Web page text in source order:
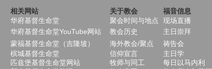
相关网站 关于教会 福音信息
华府基督生命堂 聚会时间与地点 现场直播
华府基督生命堂YouTube网站 教会历史 主日崇拜
蒙福基督生命堂（吉隆坡） 海外教会/聚点 祷告会
槟城基督生命堂
信仰宣言 主日学
匹兹堡基督生命堂网站 牧师与同工 每日以马内利